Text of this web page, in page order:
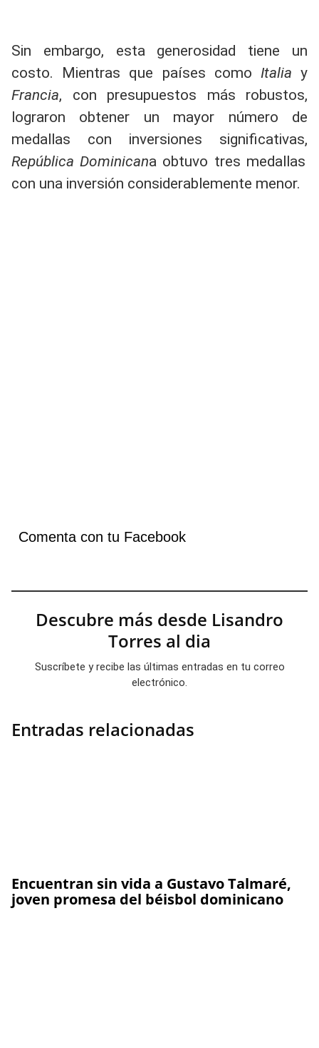
Sin embargo, esta generosidad tiene un
costo. Mientras que países como Italia y
Francia, con presupuestos más robustos,
lograron obtener un mayor número de
medallas con inversiones significativas,
República Dominicana obtuvo tres medallas
con una inversión considerablemente menor.
Comenta con tu Facebook
Descubre más desde Lisandro
Torres al dia
Suscríbete y recibe las últimas entradas en tu correo
electrónico.
Entradas relacionadas
Encuentran sin vida a Gustavo Talmaré,
joven promesa del béisbol dominicano